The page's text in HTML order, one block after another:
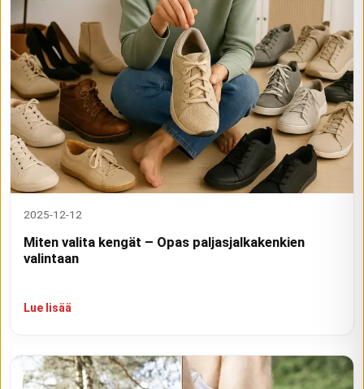
2025-12-12
Miten valita kengät – Opas paljasjalkakenkien
valintaan
Lue lisää